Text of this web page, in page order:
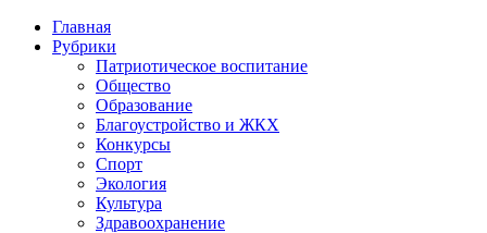
Главная
Рубрики
Патриотическое воспитание
Общество
Образование
Благоустройство и ЖКХ
Конкурсы
Спорт
Экология
Культура
Здравоохранение